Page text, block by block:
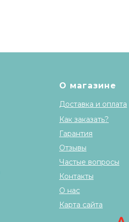
О магазине
Доставка и оплата
Как заказать?
Гарантия
Отзывы
Частые вопросы
Контакты
О нас
Карта сайта